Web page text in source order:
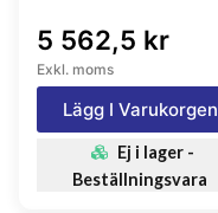
5 562,5 kr
Exkl. moms
Lägg I Varukorgen
Ej i lager -
Beställningsvara